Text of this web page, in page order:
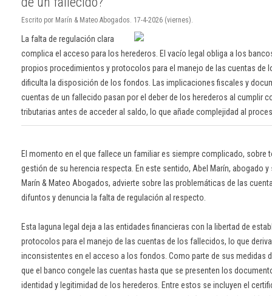
Escrito por Marín & Mateo Abogados. 17-4-2026 (viernes).
La falta de regulación clara
complica el acceso para los herederos. El vacío legal obliga a los
propios procedimientos y protocolos para el manejo de las cuentas de
dificulta la disposición de los fondos. Las implicaciones fiscales y
cuentas de un fallecido pasan por el deber de los herederos al cumplir
tributarias antes de acceder al saldo, lo que añade complejidad al
El momento en el que fallece un familiar es siempre complicado, sobre
gestión de su herencia respecta. En este sentido, Abel Marín, abogado
Marín & Mateo Abogados, advierte sobre las problemáticas de las
difuntos y denuncia la falta de regulación al respecto.
Esta laguna legal deja a las entidades financieras con la libertad de
protocolos para el manejo de las cuentas de los fallecidos, lo que
inconsistentes en el acceso a los fondos. Como parte de sus medidas
que el banco congele las cuentas hasta que se presenten los
identidad y legitimidad de los herederos. Entre estos se incluyen el